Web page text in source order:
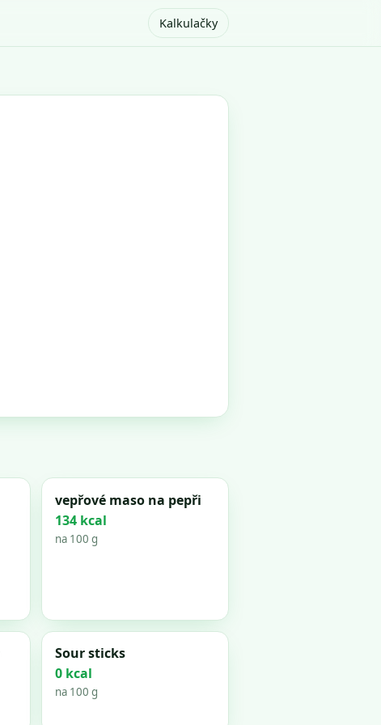
Kalkulačky
vepřové maso na pepři
134 kcal
na 100 g
Sour sticks
0 kcal
na 100 g